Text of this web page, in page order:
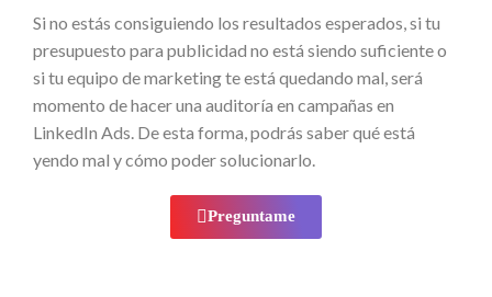
Si no estás consiguiendo los resultados esperados, si tu
presupuesto para publicidad no está siendo suficiente o
si tu equipo de marketing te está quedando mal, será
momento de hacer una auditoría en campañas en
LinkedIn Ads. De esta forma, podrás saber qué está
yendo mal y cómo poder solucionarlo.
Preguntame